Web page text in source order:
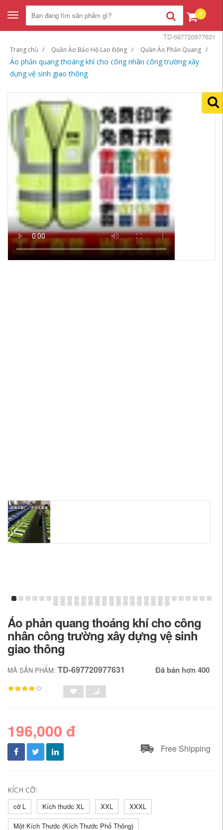
Toggle
navigation
0
Trang chủ Quần Áo Bảo Hộ Lao Động Quần Áo Phản Quang
Áo phản quang thoáng khí cho công nhân công trường xây
dựng vệ sinh giao thông
TD-697720977631
Áo phản quang thoáng khí cho công
nhân công trường xây dựng vệ sinh
giao thông
MÃ SẢN PHẨM: TD-697720977631 Đã bán hơn 400
196,000 đ
Free Shipping
KÍCH CỠ:
cỡ L
Kích thước XL XXL XXXL
Một Kích Thước (Kích Thước Phổ Thông)